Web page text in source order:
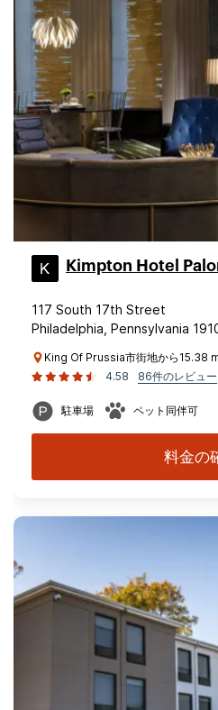
Kimpton Hotel
117 South 17th Street
Philadelphia, Pennsylvania
King Of Prussia市街地から15.38
4.58
86件のレビュー
駐車場 ペット同伴可
料金の